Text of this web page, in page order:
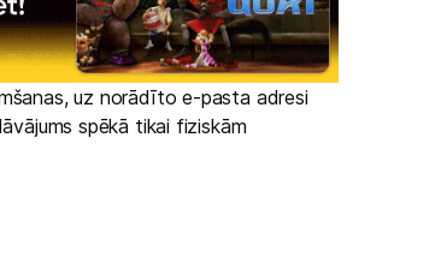
uz norādīto e-pasta adresi
spēkā tikai fiziskām